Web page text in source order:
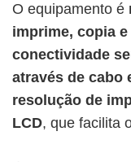
O equipamento é
imprime, copia
conectividade
através de cabo
resolução de
LCD, que facilita